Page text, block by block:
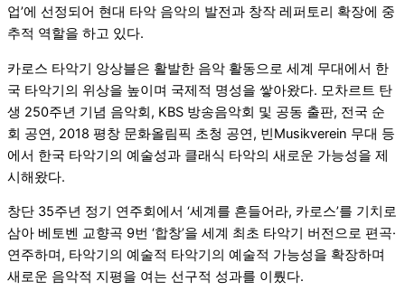
업’에 선정되어 현대 타악 음악의 발전과 창작 레퍼토리 확장에 중
추적 역할을 하고 있다.
카로스 타악기 앙상블은 활발한 음악 활동으로 세계 무대에서 한
국 타악기의 위상을 높이며 국제적 명성을 쌓아왔다. 모차르트 탄
생 250주년 기념 음악회, KBS 방송음악회 및 공동 출판, 전국 순
회 공연, 2018 평창 문화올림픽 초청 공연, 빈Musikverein 무대 등
에서 한국 타악기의 예술성과 클래식 타악의 새로운 가능성을 제
시해왔다.
창단 35주년 정기 연주회에서 ‘세계를 흔들어라, 카로스’를 기치로
삼아 베토벤 교향곡 9번 ‘합창’을 세계 최초 타악기 버전으로 편곡·
연주하며, 타악기의 예술적 타악기의 예술적 가능성을 확장하며
새로운 음악적 지평을 여는 선구적 성과를 이뤘다.